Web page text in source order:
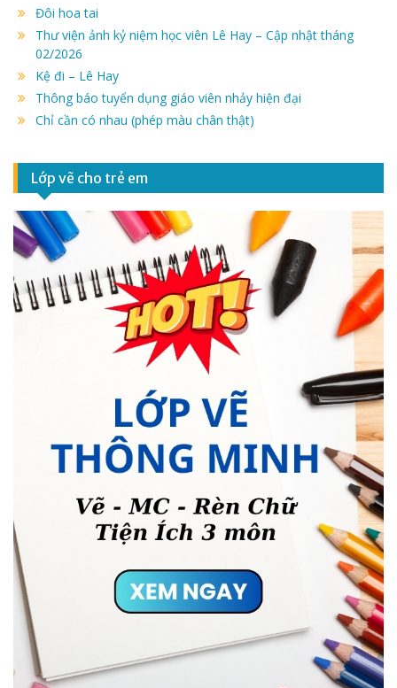
Đôi hoa tai
Thư viện ảnh kỷ niệm học viên Lê Hay – Cập nhật tháng
02/2026
Kệ đi – Lê Hay
Thông báo tuyển dụng giáo viên nhảy hiện đại
Chỉ cần có nhau (phép màu chân thật)
Lớp vẽ cho trẻ em